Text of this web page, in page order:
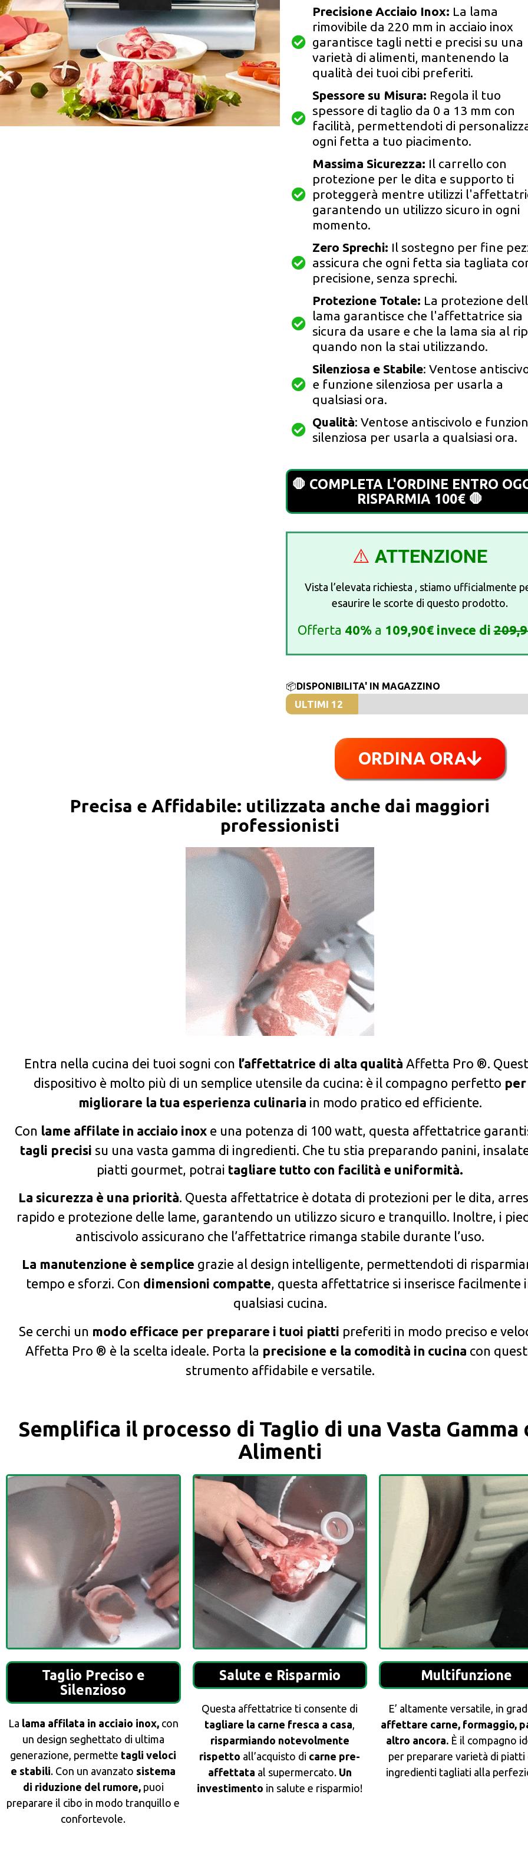
Precisione Acciaio Inox: La lama
rimovibile da 220 mm in acciaio inox
garantisce tagli netti e precisi su una
varietà di alimenti, mantenendo la
qualità dei tuoi cibi preferiti.
Spessore su Misura: Regola il tuo
spessore di taglio da 0 a 13 mm con
facilità, permettendoti di
ogni fetta a tuo piacimento.
Massima Sicurezza: Il carrello con
protezione per le dita e supporto ti
proteggerà mentre utilizzi
garantendo un utilizzo sicuro in ogni
momento.
Zero Sprechi: Il sostegno per fine
assicura che ogni fetta sia tagliata
precisione, senza sprechi.
Protezione Totale: La protezione
lama garantisce che l'affettatrice sia
sicura da usare e che la lama sia al
quando non la stai utilizzando.
Silenziosa e Stabile: Ventose
e funzione silenziosa per usarla a
qualsiasi ora.
Qualità: Ventose antiscivolo e
silenziosa per usarla a qualsiasi ora.
🛑 COMPLETA L'ORDINE ENTRO
RISPARMIA 100€ 🛑
⚠️ ATTENZIONE
Vista l’elevata richiesta , stiamo ufficialmente
esaurire le scorte di questo prodotto.
Offerta 40%a 109,90€ invece di
📦DISPONIBILITA' IN MAGAZZINO
ULTIMI 12
ORDINA ORA
Precisa e Affidabile: utilizzata anche dai maggiori
professionisti
Entra nella cucina dei tuoi sogni con l’affettatrice di alta qualità Affetta Pro ®.
dispositivo è molto più di un semplice utensile da cucina: è il compagno perfetto per
migliorare la tua esperienza culinaria in modo pratico ed efficiente.
Con lame affilate in acciaio inoxe una potenza di 100 watt, questa affettatrice
tagli precisi su una vasta gamma di ingredienti. Che tu stia preparando panini,
piatti gourmet, potrai tagliare tutto con facilità e uniformità.
La sicurezza è una priorità. Questa affettatrice è dotata di protezioni per le dita,
rapido e protezione delle lame, garantendo un utilizzo sicuro e tranquillo. Inoltre, i
antiscivolo assicurano che l’affettatrice rimanga stabile durante l’uso.
La manutenzione è semplice grazie al design intelligente, permettendoti di
tempo e sforzi. Con dimensioni compatte, questa affettatrice si inserisce facilmente
qualsiasi cucina.
Se cerchi un modo efficace per preparare i tuoi piatti preferiti in modo preciso e
Affetta Pro ® è la scelta ideale. Porta la precisione e la comodità in cucina con
strumento affidabile e versatile.
Semplifica il processo di Taglio di una Vasta Gamma
Alimenti
Taglio Preciso e
Silenzioso
La lama affilata in acciaio inox,con
un design seghettato di ultima
generazione, permette tagli veloci
e stabili. Con un avanzato sistema
di riduzione del rumore,puoi
preparare il cibo in modo tranquillo e
confortevole.
Salute e Risparmio
Questa affettatrice ti consente di
tagliare la carne fresca a casa
risparmiando notevolmente
rispetto all’acquisto di carne pre-
affettata al supermercato. Un
investimento in salute e risparmio!
Multifunzione
E’ altamente versatile, in
affettare carne, formaggio,
altro ancora.È il compagno
per preparare varietà di piatti
ingredienti tagliati alla